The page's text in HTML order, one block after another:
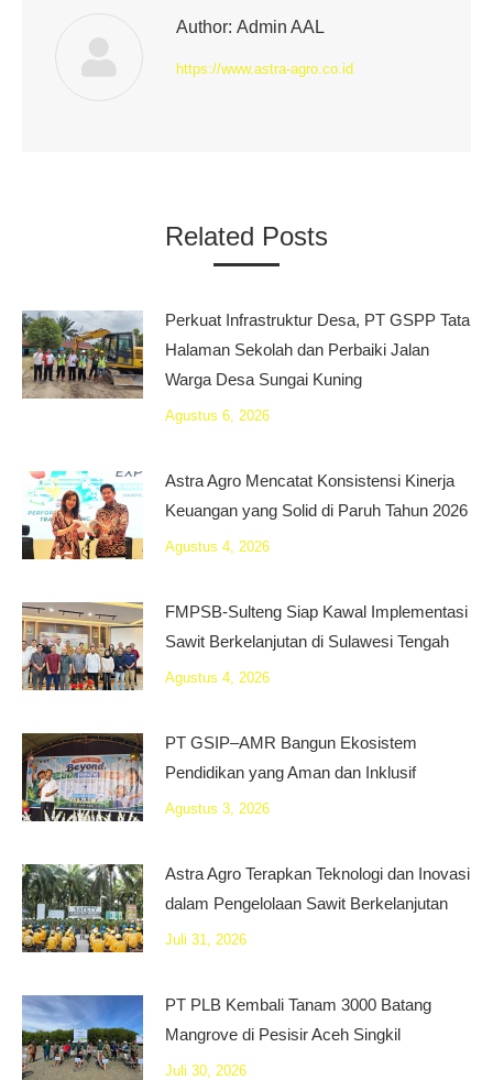
Author: Admin AAL
https://www.astra-agro.co.id
Related Posts
Perkuat Infrastruktur Desa, PT GSPP Tata
Halaman Sekolah dan Perbaiki Jalan
Warga Desa Sungai Kuning
Agustus 6, 2026
Astra Agro Mencatat Konsistensi Kinerja
Keuangan yang Solid di Paruh Tahun 2026
Agustus 4, 2026
FMPSB-Sulteng Siap Kawal Implementasi
Sawit Berkelanjutan di Sulawesi Tengah
Agustus 4, 2026
PT GSIP–AMR Bangun Ekosistem
Pendidikan yang Aman dan Inklusif
Agustus 3, 2026
Astra Agro Terapkan Teknologi dan Inovasi
dalam Pengelolaan Sawit Berkelanjutan
Juli 31, 2026
PT PLB Kembali Tanam 3000 Batang
Mangrove di Pesisir Aceh Singkil
Juli 30, 2026